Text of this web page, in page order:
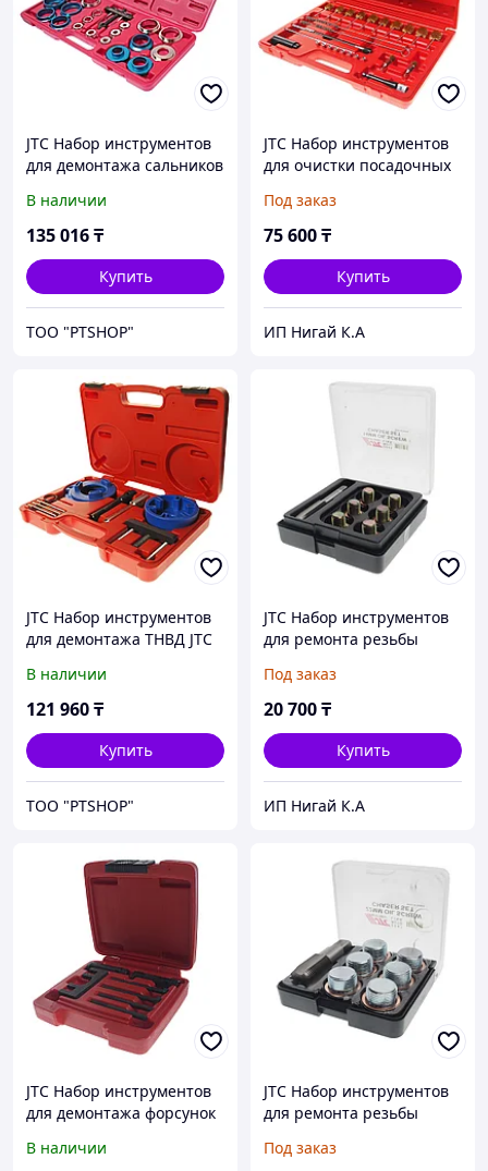
JTC Набор инструментов
для демонтажа сальников
кейсе JTC
В наличии
135 016₸
Купить
ТОО "PTSHOP"
JTC Набор инструментов
для очистки посадочных
JTC
Под заказ
75 600₸
Купить
ИП Нигай К.А
JTC Набор инструментов
для демонтажа ТНВД JTC
В наличии
121 960₸
Купить
ТОО "PTSHOP"
JTC Набор инструментов
для ремонта резьбы
14мм в боксе JTC
Под заказ
20 700₸
Купить
ИП Нигай К.А
JTC Набор инструментов
для демонтажа форсунок
JAGUAR 2.7/3.6 OEM 303-
В наличии
JTC Набор инструментов
для ремонта резьбы
22мм в боксе JTC
Под заказ